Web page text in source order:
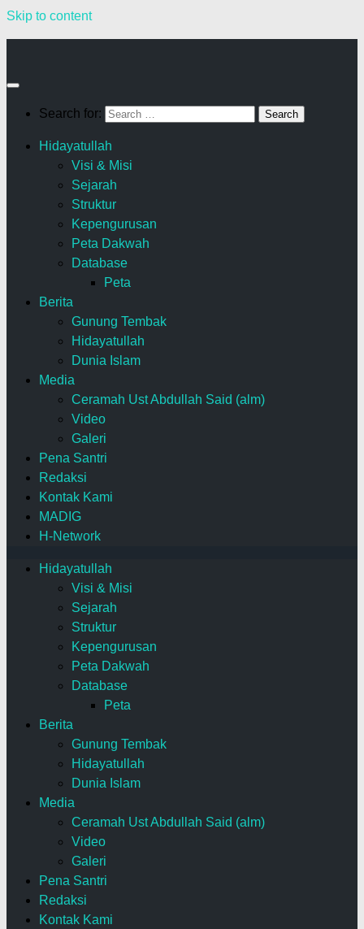
Skip to content
Search for:
Hidayatullah
Visi & Misi
Sejarah
Struktur
Kepengurusan
Peta Dakwah
Database
Peta
Berita
Gunung Tembak
Hidayatullah
Dunia Islam
Media
Ceramah Ust Abdullah Said (alm)
Video
Galeri
Pena Santri
Redaksi
Kontak Kami
MADIG
H-Network
Hidayatullah
Visi & Misi
Sejarah
Struktur
Kepengurusan
Peta Dakwah
Database
Peta
Berita
Gunung Tembak
Hidayatullah
Dunia Islam
Media
Ceramah Ust Abdullah Said (alm)
Video
Galeri
Pena Santri
Redaksi
Kontak Kami